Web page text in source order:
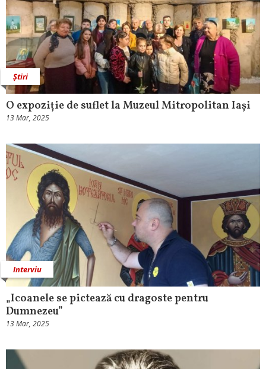
Știri
O expoziție de suflet la Muzeul Mitropolitan Iași
13 Mar, 2025
Interviu
„Icoanele se pictează cu dragoste pentru
Dumnezeu”
13 Mar, 2025